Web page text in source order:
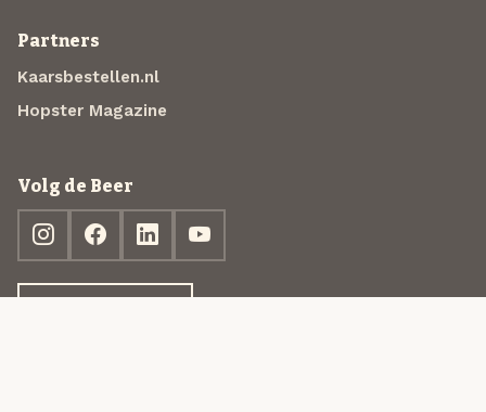
Partners
Kaarsbestellen.nl
Hopster Magazine
Volg de Beer